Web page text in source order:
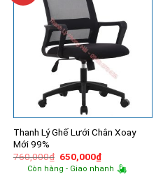
Thanh Lý Ghế Lưới Chân Xoay
Mới 99%
760,000₫ Giá
gốc
là:
650,000₫Giá
hiện
tại
Còn hàng - Giao nhanh